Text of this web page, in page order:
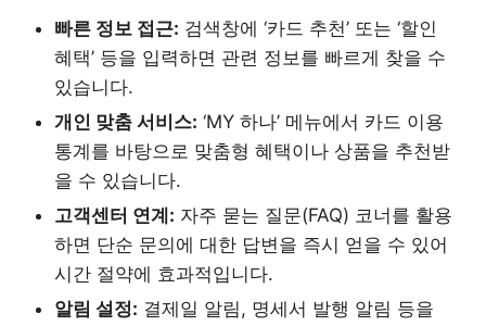
빠른 정보 접근: 검색창에 ‘카드 추천’ 또는 ‘할인
혜택’ 등을 입력하면 관련 정보를 빠르게 찾을 수
있습니다.
개인 맞춤 서비스: ‘MY 하나’ 메뉴에서 카드 이용
통계를 바탕으로 맞춤형 혜택이나 상품을 추천받
을 수 있습니다.
고객센터 연계: 자주 묻는 질문(FAQ) 코너를 활용
하면 단순 문의에 대한 답변을 즉시 얻을 수 있어
시간 절약에 효과적입니다.
알림 설정: 결제일 알림, 명세서 발행 알림 등을